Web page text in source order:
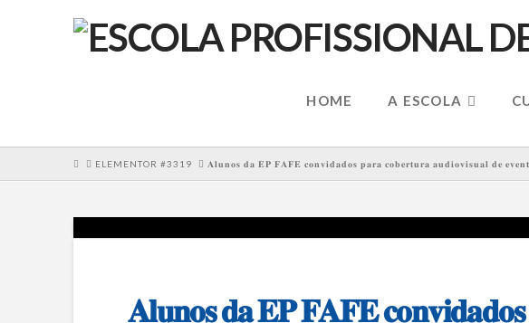
HOME A ESCOLA
HOMEELEMENTOR #3319 𝐀𝐥𝐮𝐧𝐨𝐬 𝐝𝐚 𝐄𝐏 𝐅𝐀𝐅𝐄 𝐜𝐨𝐧𝐯𝐢𝐝𝐚𝐝𝐨𝐬 𝐩𝐚𝐫𝐚 𝐜𝐨𝐛𝐞𝐫𝐭𝐮𝐫𝐚 𝐚𝐮𝐝𝐢𝐨𝐯𝐢𝐬𝐮𝐚𝐥 𝐝𝐞
𝐀𝐥𝐮𝐧𝐨𝐬 𝐝𝐚 𝐄𝐏 𝐅𝐀𝐅𝐄 𝐜𝐨𝐧𝐯𝐢𝐝𝐚𝐝𝐨𝐬